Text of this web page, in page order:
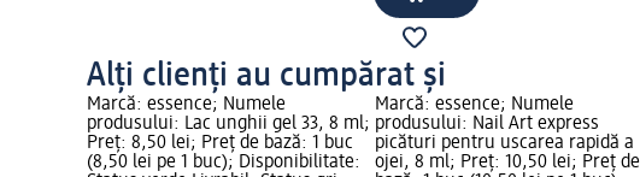
Alți clienți au cumpărat și
Marcă: essence; Numele
produsului: Lac unghii gel 33, 8 ml;
Preț: 8,50 lei; Preț de bază: 1 buc
(8,50 lei pe 1 buc); Disponibilitate:
Marcă: essence; Numele
produsului: Nail Art express
picături pentru uscarea rapidă a
ojei, 8 ml; Preț: 10,50 lei; Preț de